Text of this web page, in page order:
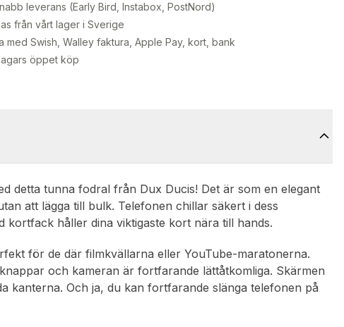
leverans (Early Bird, Instabox, PostNord)
från vårt lager i Sverige
med Swish, Walley faktura, Apple Pay, kort, bank
öppet köp
detta tunna fodral från Dux Ducis! Det är som en elegant
att lägga till bulk. Telefonen chillar säkert i dess
kortfack håller dina viktigaste kort nära till hands.
för de där filmkvällarna eller YouTube-maratonerna.
och kameran är fortfarande lättåtkomliga. Skärmen
kanterna. Och ja, du kan fortfarande slänga telefonen på